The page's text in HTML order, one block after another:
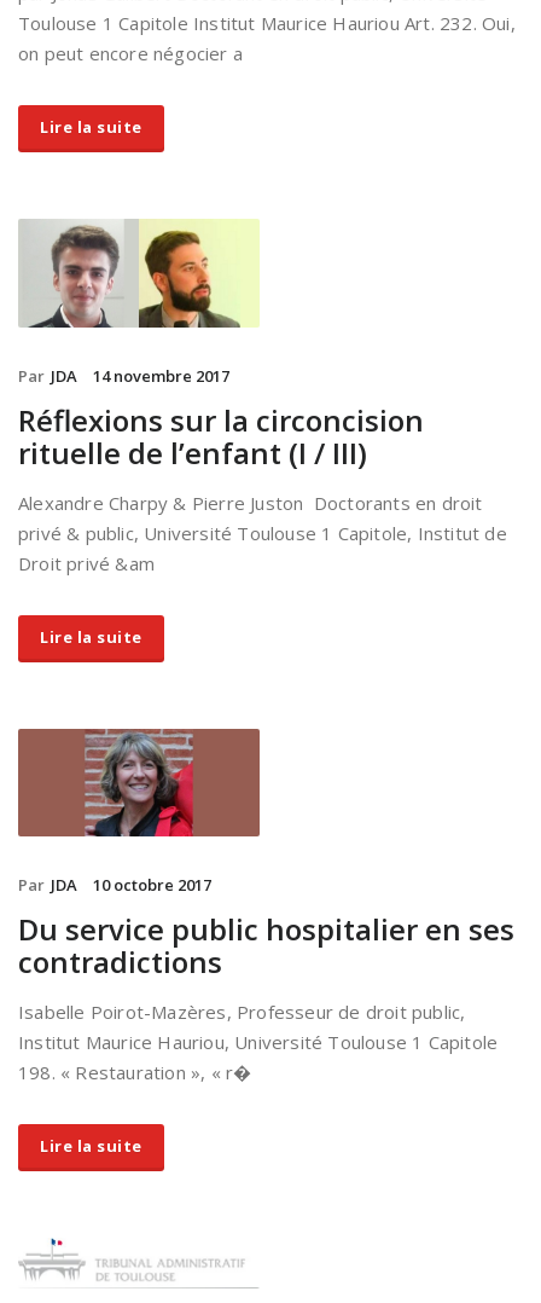
Toulouse 1 Capitole Institut Maurice Hauriou Art. 232. Oui,
on peut encore négocier a
Lire la suite
Par JDA 14 novembre 2017
Réflexions sur la circoncision
rituelle de l’enfant (I / III)
Alexandre Charpy & Pierre Juston Doctorants en droit
privé & public, Université Toulouse 1 Capitole, Institut de
Droit privé &am
Lire la suite
Par JDA 10 octobre 2017
Du service public hospitalier en ses
contradictions
Isabelle Poirot-Mazères, Professeur de droit public,
Institut Maurice Hauriou, Université Toulouse 1 Capitole
198. « Restauration », « r�
Lire la suite